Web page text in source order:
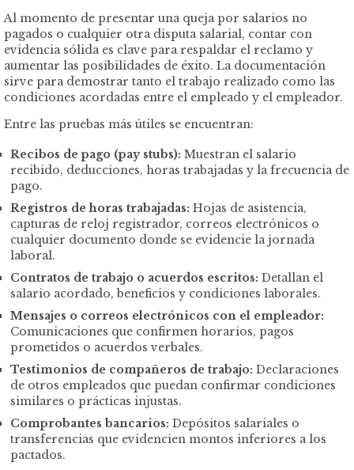
Al momento de presentar una queja por salarios no
pagados o cualquier otra disputa salarial, contar con
evidencia sólida es clave para respaldar el reclamo y
aumentar las posibilidades de éxito. La documentación
sirve para demostrar tanto el trabajo realizado como las
condiciones acordadas entre el empleado y el empleador.
Entre las pruebas más útiles se encuentran:
Recibos de pago (pay stubs): Muestran el salario
recibido, deducciones, horas trabajadas y la frecuencia de
pago.
Registros de horas trabajadas: Hojas de asistencia,
capturas de reloj registrador, correos electrónicos o
cualquier documento donde se evidencie la jornada
laboral.
Contratos de trabajo o acuerdos escritos: Detallan el
salario acordado, beneficios y condiciones laborales.
Mensajes o correos electrónicos con el empleador:
Comunicaciones que confirmen horarios, pagos
prometidos o acuerdos verbales.
Testimonios de compañeros de trabajo: Declaraciones
de otros empleados que puedan confirmar condiciones
similares o prácticas injustas.
Comprobantes bancarios: Depósitos salariales o
transferencias que evidencien montos inferiores a los
pactados.